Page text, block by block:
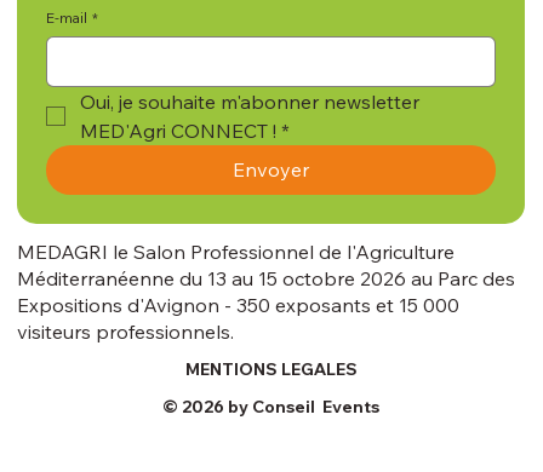
MENTIONS LEGALES
MEDAGRI le Salon Professionnel de l'Agriculture
Méditerranéenne du 13 au 15 octobre 2026 au Parc des
Expositions d'Avignon - 350 exposants et 15 000
visiteurs professionnels.
E-mail *
Oui, je souhaite m'abonner newsletter
MED'Agri CONNECT ! *
Envoyer
© 2026 by Conseil Events